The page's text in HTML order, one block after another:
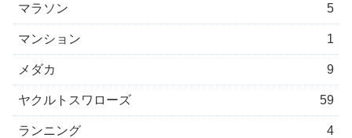
マラソン 5
マンション 1
メダカ 9
ヤクルトスワローズ 59
ランニング 4